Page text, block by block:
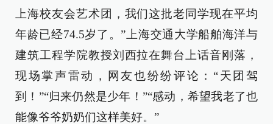
上海校友会艺术团，我们这批老同学现在平均
年龄已经74.5岁了。”上海交通大学船舶海洋与
建筑工程学院教授刘西拉在舞台上话音刚落，
现场掌声雷动，网友也纷纷评论：“天团驾
到！”“归来仍然是少年！”“感动，希望我老了也
能像爷爷奶奶们这样美好。”